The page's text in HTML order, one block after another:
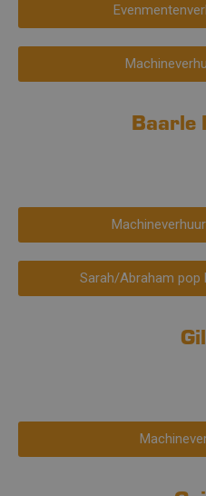
Baarle
Sarah/Abraham pop